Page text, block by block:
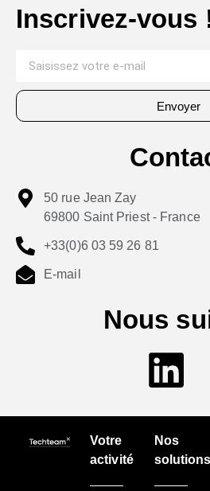
Inscrivez-vous
Envoyer
50 rue Jean Zay
69800 Saint Priest - France
+33(0)6 03 59 26 81
E-mail
Nous
Votre
activité
Nos
solutions